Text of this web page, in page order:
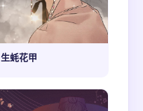
生蚝花甲